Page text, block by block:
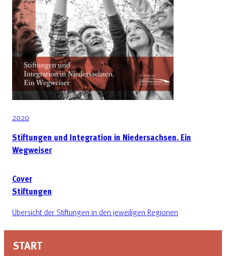
2020
Stiftungen und Integration in Niedersachsen. Ein
Wegweiser
Cover
Stiftungen
Übersicht der Stiftungen in den jeweiligen Regionen
START